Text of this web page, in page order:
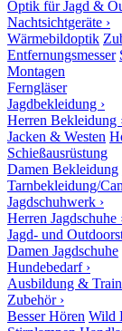
Optik für Jagd &
Nachtsichtgeräte ›
Wärmebildoptik
Entfernungsmesser
Montagen
Ferngläser
Jagdbekleidung ›
Herren Bekleidung
Jacken & Westen
Schießausrüstung
Damen Bekleidung
Tarnbekleidung/
Jagdschuhwerk ›
Herren Jagdschuhe
Jagd- und
Damen Jagdschuhe
Hundebedarf ›
Ausbildung &
Zubehör ›
Besser Hören Wild